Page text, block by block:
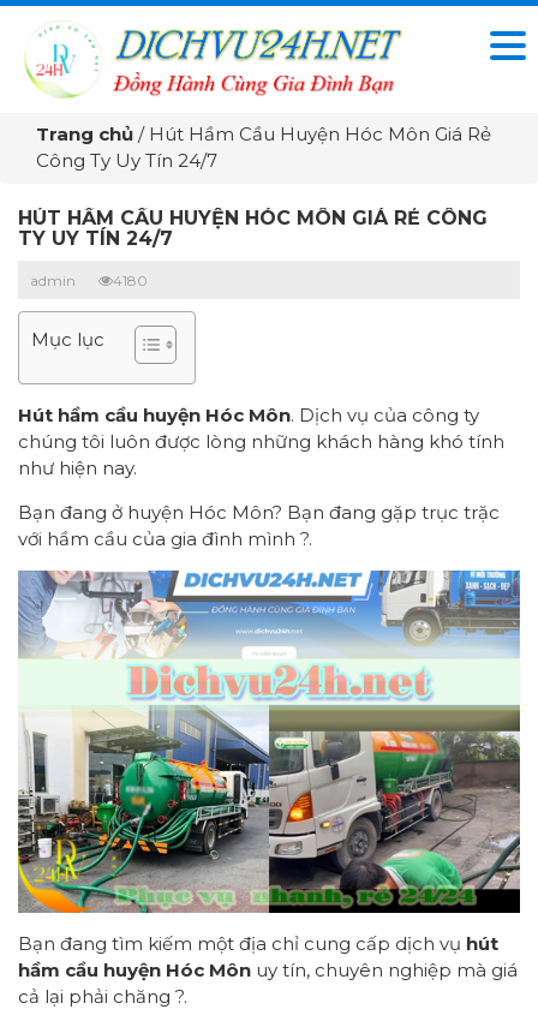
Trang chủ / Hút Hầm Cầu Huyện Hóc Môn Giá Rẻ
Công Ty Uy Tín 24/7
HÚT HẦM CẦU HUYỆN HÓC MÔN GIÁ RẺ CÔNG
TY UY TÍN 24/7
admin 4180
Mục lục
Hút hầm cầu huyện Hóc Môn. Dịch vụ của công ty
chúng tôi luôn được lòng những khách hàng khó tính
như hiện nay.
Bạn đang ở huyện Hóc Môn? Bạn đang gặp trục trặc
với hầm cầu của gia đình mình ?.
Bạn đang tìm kiếm một địa chỉ cung cấp dịch vụ hút
hầm cầu huyện Hóc Môn uy tín, chuyên nghiệp mà giá
cả lại phải chăng ?.